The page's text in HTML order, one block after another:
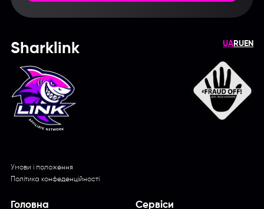
Sharklink UARUEN
Умови і положення
Політика конфеденційності
Головна Сервіси